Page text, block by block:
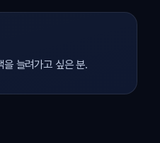
늘려가고 싶은 분.